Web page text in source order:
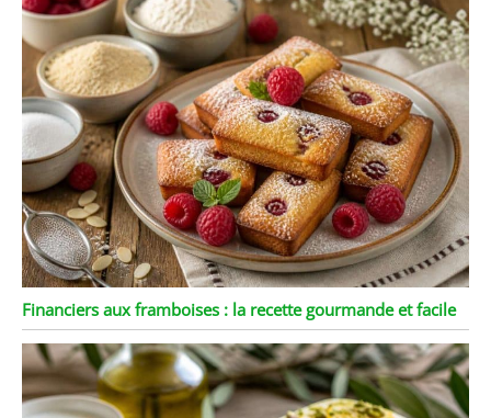
Financiers aux framboises : la recette gourmande et facile